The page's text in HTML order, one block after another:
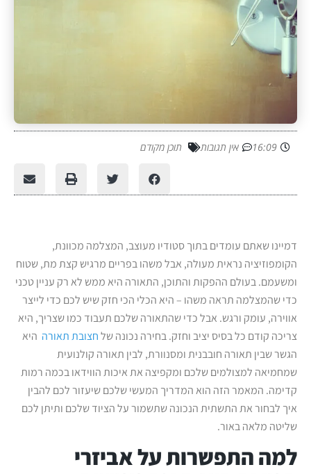
16:09 אין תגובות תוכן מקודם
דמיינו שאתם עומדים בתוך סטודיו מעוצב, המצלמה מכוונת,
הקומפוזיציה נראית מעולה, אבל משהו בפריים מרגיש קצת מת, שטוח
ומשעמם. בעולם ההפקות והתוכן, התאורה היא ממש לא רק עניין טכני
כדי שהמצלמה תראה משהו – היא הכלי הכי חזק שיש לכם כדי לייצר
אווירה, עומק ורגש. אבל כדי שהתאורה שלכם תעבוד כמו שצריך, היא
צריכה קודם כל בסיס יציב וחזק. בחירה נכונה שלחצובת תאורההיא
הגשר שבין תאורה חובבנית ומסנוורת, לבין תאורה קולנועית
שמחמיאה למצולמים שלכם ומקפיצה את איכות הווידאו בכמה רמות
קדימה. המאמר הזה הוא המדריך המעשי שלכם שיעזור לכם להבין
איך לבחור את התשתית הנכונה שתשמור על הציוד שלכם ותיתן לכם
שליטה מלאה באור.
למה התפשרות על אביזרי